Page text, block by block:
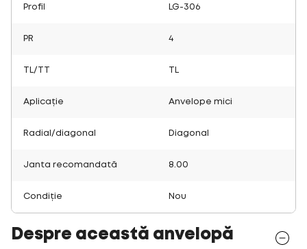
Profil LG-306
PR 4
TL/TT
Aplicație Anvelope mici
Radial/diagonal Diagonal
Janta recomandată 8.00
Condiție Nou
Despre această anvelopă